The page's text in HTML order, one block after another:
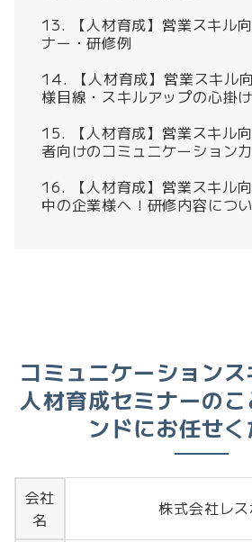
【人材育成】営業スキル
ナー・研修例
【人材育成】営業スキル
様目線・スキルアップの心掛
【人材育成】営業スキル
者向けのコミュニケーション
【人材育成】営業スキル
中の企業様へ！研修内容につ
コミュニケーション
人材育成セミナーの
ンドにお任せ
会社
名
株式会社レ